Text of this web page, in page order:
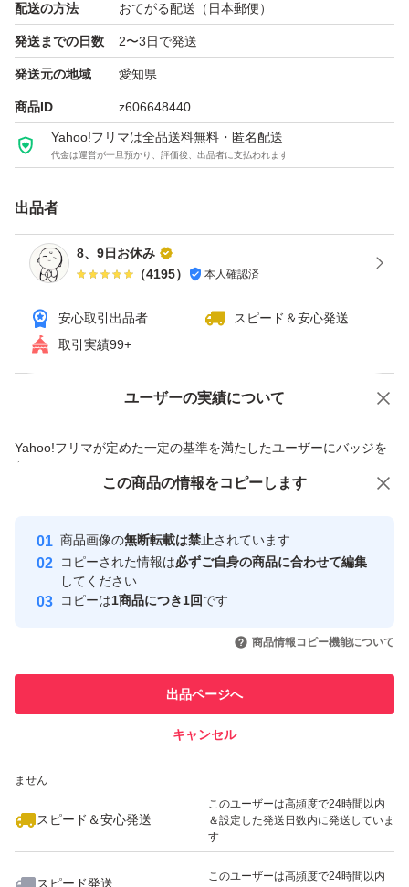
配送の方法 おてがる配送（日本郵便）
発送までの日数 2〜3日で発送
発送元の地域 愛知県
商品ID z606648440
Yahoo!フリマは全品送料無料・匿名配送
代金は運営が一旦預かり、評価後、出品者に支払われます
出品者
8、9日お休み
（4195） 本人確認済
安心取引出品者
スピード＆安心発送
取引実績99+
ユーザーの実績について
Yahoo!フリマが定めた一定の基準を満たしたユーザーにバッジを
付与しています
安心取引出品者
心・安全なユーザーです
取引実績
引を完了させた実績があります
での取引実績があります
ません
スピード＆安心発送
このユーザーは高頻度で24時間以内
＆設定した発送日数内に発送していま
す
スピード発送
このユーザーは高頻度で24時間以内
価格の相談 商品への質問
この商品の情報をコピーします
商品画像の無断転載は禁止されています
コピーされた情報は必ずご自身の商品に合わせて編集
してください
コピーは1商品につき1回です
商品情報コピー機能について
出品ページへ
キャンセル
この商品をみている人にオススメ